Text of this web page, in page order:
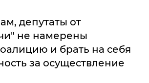
депутаты от
не намерены
и брать на себя
за осуществление